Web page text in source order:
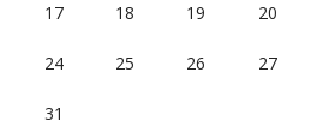
17 18 19 20
24 25 26 27
31